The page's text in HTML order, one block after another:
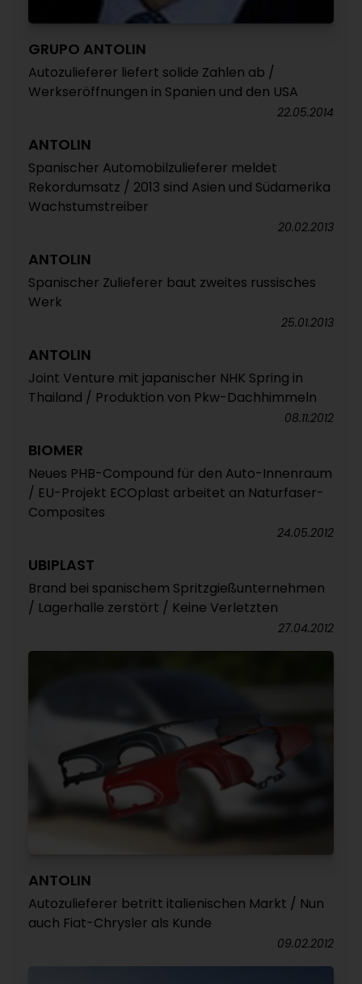
GRUPO ANTOLIN
Autozulieferer liefert solide Zahlen ab /
Werkseröffnungen in Spanien und den USA
22.05.2014
ANTOLIN
Spanischer Automobilzulieferer meldet
Rekordumsatz / 2013 sind Asien und Südamerika
Wachstumstreiber
20.02.2013
ANTOLIN
Spanischer Zulieferer baut zweites russisches
Werk
25.01.2013
ANTOLIN
Joint Venture mit japanischer NHK Spring in
Thailand / Produktion von Pkw-Dachhimmeln
08.11.2012
BIOMER
Neues PHB-Compound für den Auto-Innenraum
/ EU-Projekt ECOplast arbeitet an Naturfaser-
Composites
24.05.2012
UBIPLAST
Brand bei spanischem Spritzgießunternehmen
/ Lagerhalle zerstört / Keine Verletzten
27.04.2012
ANTOLIN
Autozulieferer betritt italienischen Markt / Nun
auch Fiat-Chrysler als Kunde
09.02.2012